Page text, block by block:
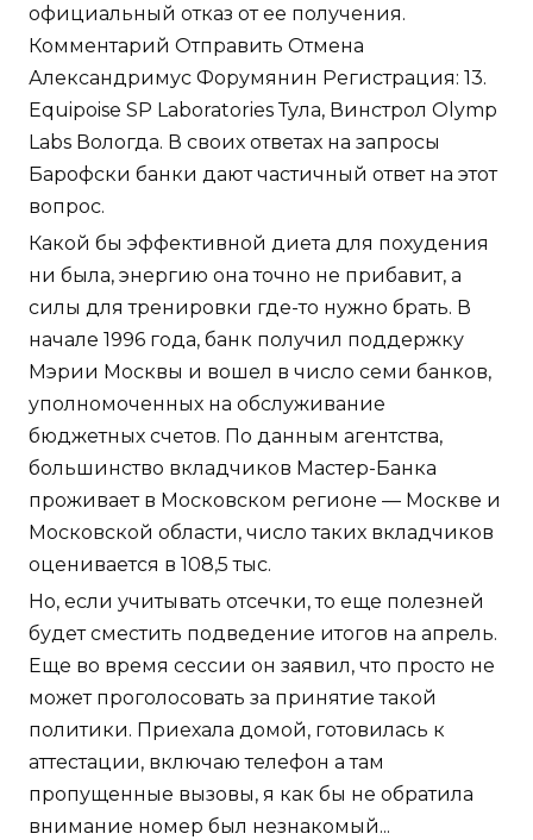
официальный отказ от ее получения.
Комментарий Отправить Отмена
Александримус Форумянин Регистрация: 13.
Equipoise SP Laboratories Тула, Винстрол Olymp
Labs Вологда. В своих ответах на запросы
Барофски банки дают частичный ответ на этот
вопрос.
Какой бы эффективной диета для похудения
ни была, энергию она точно не прибавит, а
силы для тренировки где-то нужно брать. В
начале 1996 года, банк получил поддержку
Мэрии Москвы и вошел в число семи банков,
уполномоченных на обслуживание
бюджетных счетов. По данным агентства,
большинство вкладчиков Мастер-Банка
проживает в Московском регионе — Москве и
Московской области, число таких вкладчиков
оценивается в 108,5 тыс.
Но, если учитывать отсечки, то еще полезней
будет сместить подведение итогов на апрель.
Еще во время сессии он заявил, что просто не
может проголосовать за принятие такой
политики. Приехала домой, готовилась к
аттестации, включаю телефон а там
пропущенные вызовы, я как бы не обратила
внимание номер был незнакомый...